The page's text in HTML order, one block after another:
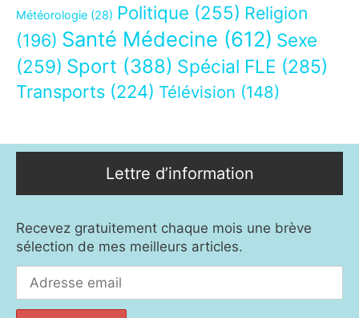
Météorologie (28) Politique (255) Religion
(196) Santé Médecine (612) Sexe
(259) Sport (388) Spécial FLE (285)
Transports (224) Télévision (148)
Lettre d’information
Recevez gratuitement chaque mois une brève
sélection de mes meilleurs articles.